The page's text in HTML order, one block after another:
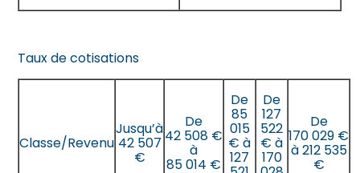
Taux de cotisations
Classe/Revenu
Jusqu’à
42 507
€
De
42 508 €
à
85 014 €
De
85
015
€ à
127
De
127
522
€ à
170
De
170 029 €
à 212 535
€